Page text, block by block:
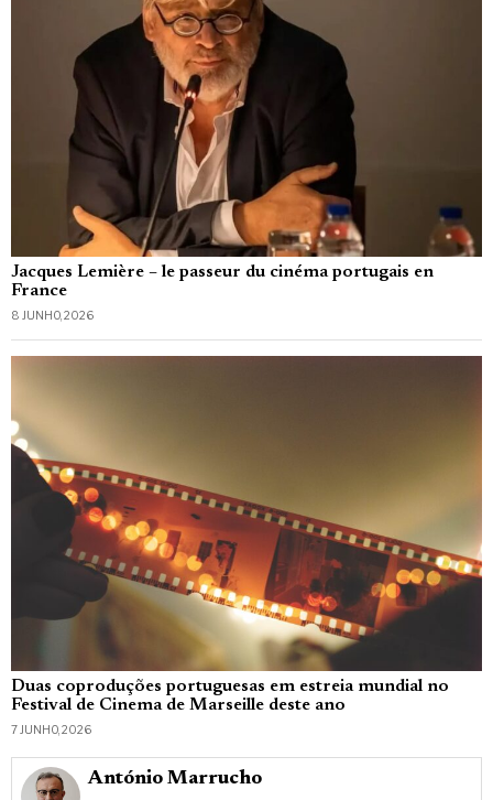
Jacques Lemière – le passeur du cinéma portugais en
France
8 JUNHO, 2026
Duas coproduções portuguesas em estreia mundial no
Festival de Cinema de Marseille deste ano
7 JUNHO, 2026
António Marrucho